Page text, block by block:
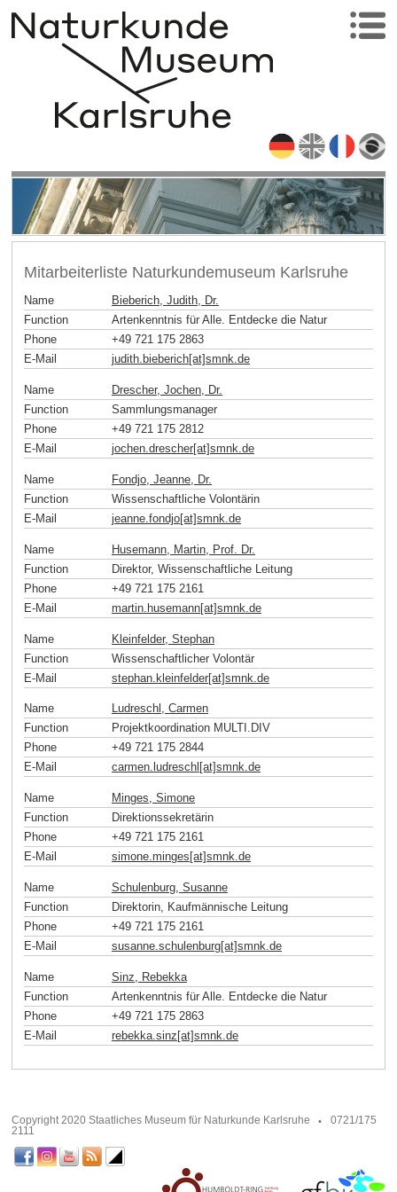
Mitarbeiterliste Naturkundemuseum Karlsruhe
Name
Bieberich, Judith, Dr.
Function
Artenkenntnis für Alle. Entdecke die Natur
Phone
+49 721 175 2863
E-Mail
judith.bieberich[at]smnk.de
Name
Drescher, Jochen, Dr.
Function
Sammlungsmanager
Phone
+49 721 175 2812
E-Mail
jochen.drescher[at]smnk.de
Name
Fondjo, Jeanne, Dr.
Function
Wissenschaftliche Volontärin
E-Mail
jeanne.fondjo[at]smnk.de
Name
Husemann, Martin, Prof. Dr.
Function
Direktor, Wissenschaftliche Leitung
Phone
+49 721 175 2161
E-Mail
martin.husemann[at]smnk de
Name
Kleinfelder, Stephan
Function
Wissenschaftlicher Volontär
E-Mail
stephan.kleinfelder[at]smnk de
Name
Ludreschl, Carmen
Function
Projektkoordination MULTI.DIV
Phone
+49 721 175 2844
E-Mail
carmen.ludreschl[at]smnk.de
Name
Minges, Simone
Function
Direktionssekretärin
Phone
+49 721 175 2161
E-Mail
simone.minges[at]smnk.de
Name
Schulenburg, Susanne
Function
Direktorin, Kaufmännische Leitung
Phone
+49 721 175 2161
E-Mail
susanne.schulenburg[at]smnk.de
Name
Sinz, Rebekka
Function
Artenkenntnis für Alle. Entdecke die Natur
Phone
+49 721 175 2863
E-Mail
rebekka.sinz[at]smnk de
Copyright 2020 Staatliches Museum für Naturkunde Karlsruhe
0721/175
2111